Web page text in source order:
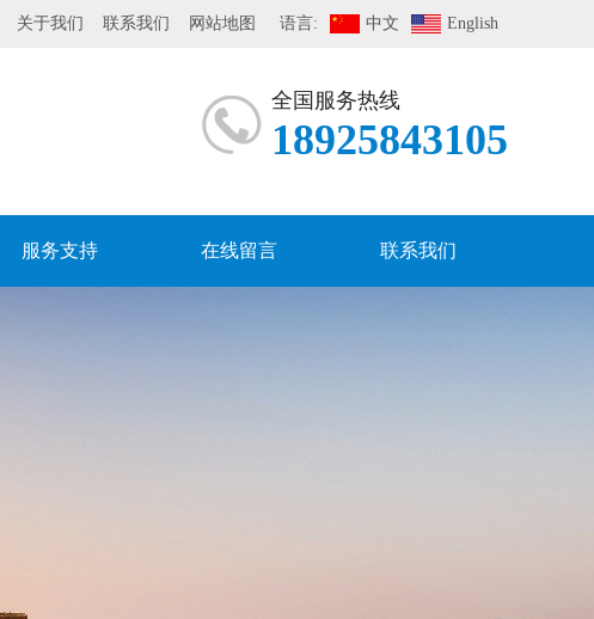
关于我们 联系我们 网站地图 语言: 中文 English
全国服务热线
18925843105
服务支持 在线留言 联系我们